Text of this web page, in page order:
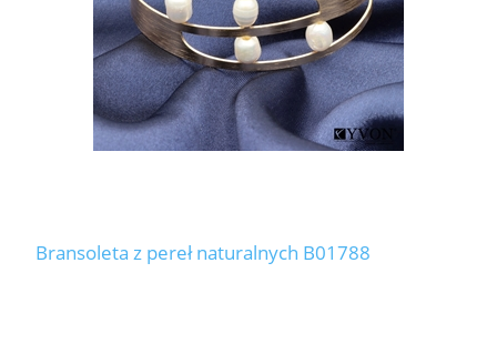
Bransoleta z pereł naturalnych B01788